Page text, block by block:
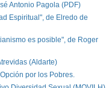
Antonio Pagola (PDF)
Espiritual", de Elredo de
es posible", de Roger
(Aldarte)
por los Pobres.